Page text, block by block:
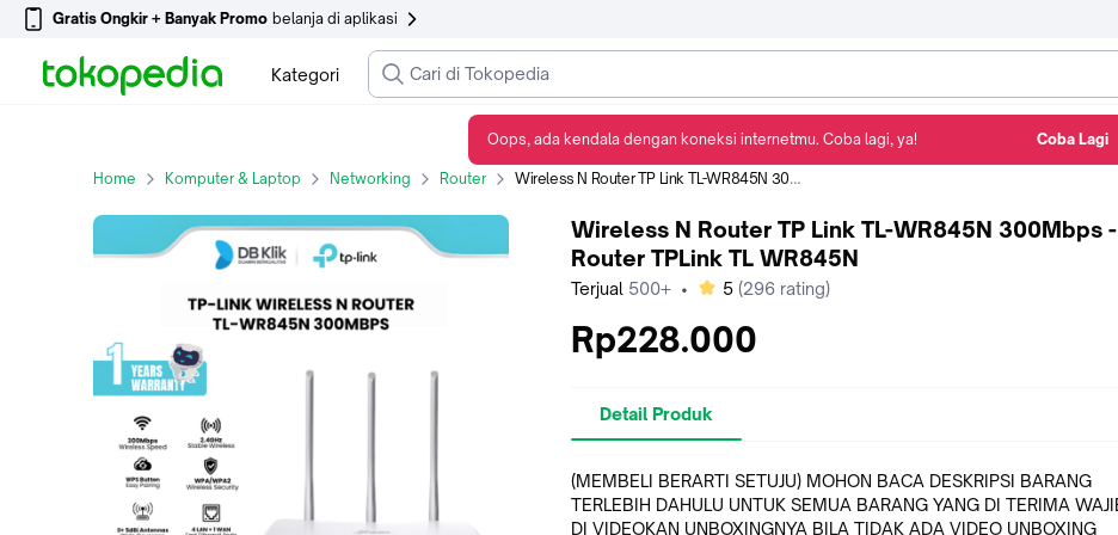
Gratis Ongkir + Banyak Promo belanja di aplikasi
Kategori
Home Komputer & Laptop Networking Router Wireless N Router TP Link TL-WR845N 300Mbps - Router TPLink TL WR845N
Wireless N Router TP Link TL-WR845N 300Mbps -
Router TPLink TL WR845N
Terjual 500+ • bintang
5 (296 rating)
Rp228.000
Detail Produk
(MEMBELI BERARTI SETUJU) MOHON BACA DESKRIPSI BARANG
TERLEBIH DAHULU UNTUK SEMUA BARANG YANG DI TERIMA WAJIB
DI VIDEOKAN UNBOXINGNYA BILA TIDAK ADA VIDEO UNBOXING
Oops, ada kendala dengan koneksi internetmu. Coba lagi, ya! Coba Lagi